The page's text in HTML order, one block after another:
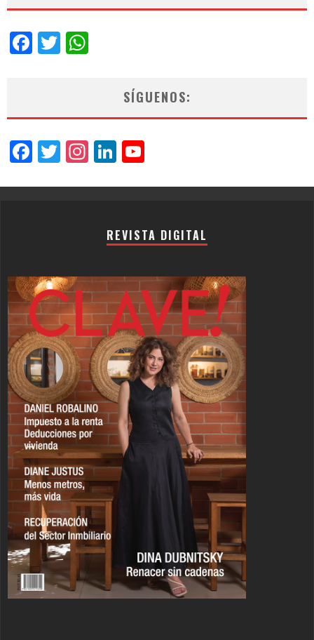
Facebook
Twitter
SÍGUENOS:
Facebook
Twitter
Instagram
LinkedIn
REVISTA DIGITAL